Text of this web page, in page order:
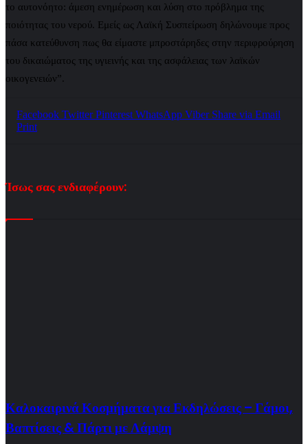
το αυτονόητο: άμεση ενημέρωση και λύση στο πρόβλημα της
ποιότητας του νερού. Εμείς ως Λαϊκή Συσπείρωση δηλώνουμε προς
πάσα κατεύθυνση πως θα είμαστε μπροστάρηδες στην περιφρούρηση
του δικαιώματος της υγιεινής και της ασφάλειας των λαϊκών
οικογενειών”.
Facebook Twitter Pinterest WhatsApp Viber Share via Email
Print
Ίσως σας ενδιαφέρουν:
Καλοκαιρινά Κοσμήματα για Εκδηλώσεις – Γάμοι,
Βαπτίσεις & Πάρτι με Λάμψη